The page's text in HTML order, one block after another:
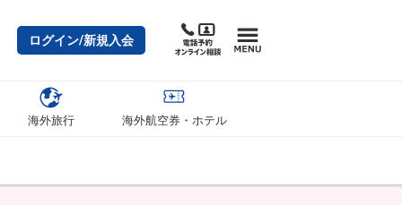
ログイン/新規入会
海外旅行 海外航空券・ホテル